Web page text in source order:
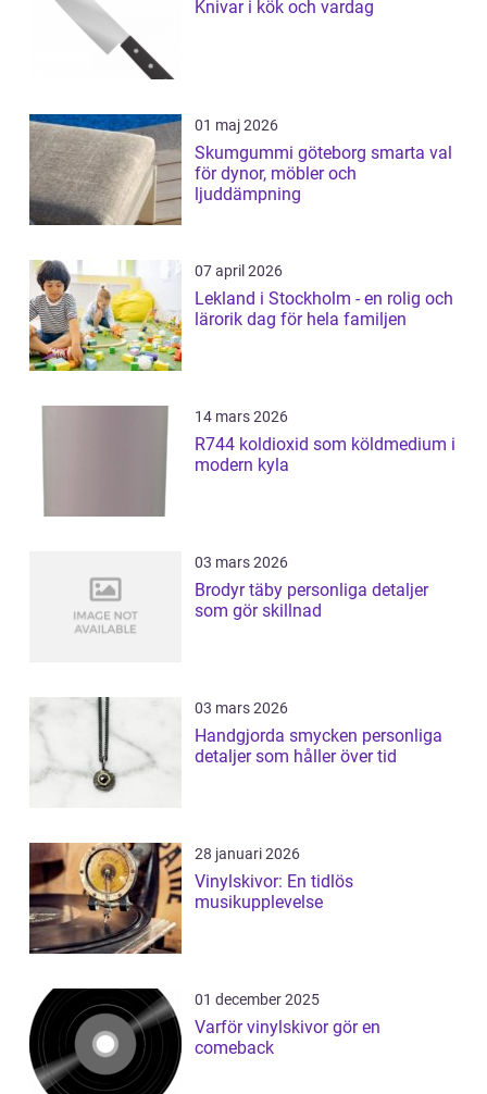
Knivar i kök och vardag
01 maj 2026
Skumgummi göteborg smarta val
för dynor, möbler och
ljuddämpning
07 april 2026
Lekland i Stockholm - en rolig och
lärorik dag för hela familjen
14 mars 2026
R744 koldioxid som köldmedium i
modern kyla
03 mars 2026
Brodyr täby personliga detaljer
som gör skillnad
03 mars 2026
Handgjorda smycken personliga
detaljer som håller över tid
28 januari 2026
Vinylskivor: En tidlös
musikupplevelse
01 december 2025
Varför vinylskivor gör en
comeback